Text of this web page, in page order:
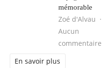
mémorable
Zoé d'Alvau
Aucun
commentaire
En savoir plus